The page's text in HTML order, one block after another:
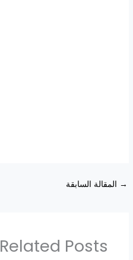
→ المقالة السابقة
Related Posts